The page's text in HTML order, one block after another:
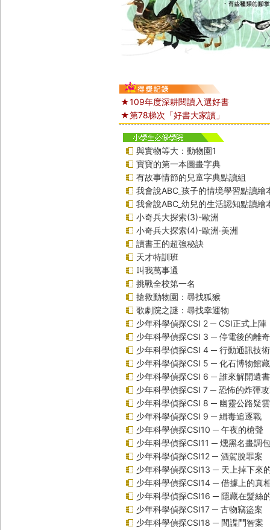
★109年度深耕閱讀入選好書
★第78梯次「好書大家讀」
與實物等大：動物園1
寶寶的第一本圖畫字典
有故事情節的兒童字典點讀組
我會說ABC_孩子的情境學習點讀繪
我會說ABC_幼兒的生活認知點讀繪
小奇兵大探索(3)-歐洲
小奇兵大探索(4)-歐洲‧美洲
讀書王的超強秘訣
天才特訓班
叫我萬事通
挑戰全校第一名
搶救動物園：尋找狐猴
歌劇院之謎：尋找幸運物
少年科學偵探CSI 2 ─ CSI正式上陣
少年科學偵探CSI 3 ─ 停電後的離
少年科學偵探CSI 4 ─ 行動通訊技
少年科學偵探CSI 5 ─ 化石博物館
少年科學偵探CSI 6 ─ 誰來解開遺
少年科學偵探CSI 7 ─ 恐怖的炸彈
少年科學偵探CSI 8 ─ 幽靈公路疑雲
少年科學偵探CSI 9 ─ 緝毒追逐戰
少年科學偵探CSI10 ─ 午夜的槍聲
少年科學偵探CSI11 ─ 燻黑名畫調
少年科學偵探CSI12 ─ 酒駕脫罪案
少年科學偵探CSI13 ─ 天上掉下來
少年科學偵探CSI14 ─ 借據上的真
少年科學偵探CSI16 ─ 隱藏在髮絲
少年科學偵探CSI17 ─ 古物竊盜案
少年科學偵探CSI18 ─ 間諜鬥智案